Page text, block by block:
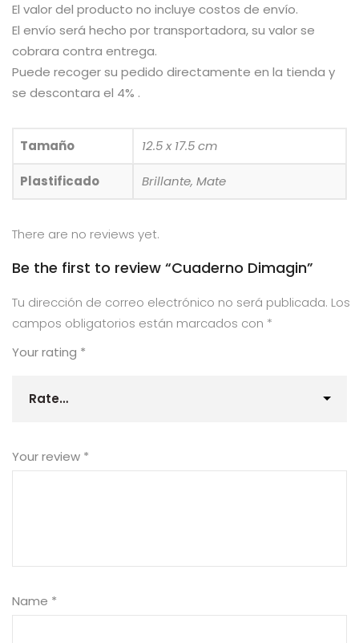
El valor del producto no incluye costos de envío.
El envío será hecho por transportadora, su valor se
cobrara contra entrega.
Puede recoger su pedido directamente en la tienda y
se descontara el 4% .
Tamaño 12.5 x 17.5 cm
Plastificado Brillante, Mate
There are no reviews yet.
Be the first to review “Cuaderno Dimagin”
Tu dirección de correo electrónico no será publicada. Los
campos obligatorios están marcados con *
Name *
Your rating *
Your review *